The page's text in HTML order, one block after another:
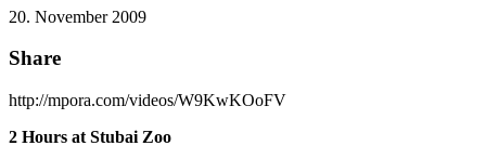
20. November 2009
Share
http://mpora.com/videos/W9KwKOoFV
2 Hours at Stubai Zoo